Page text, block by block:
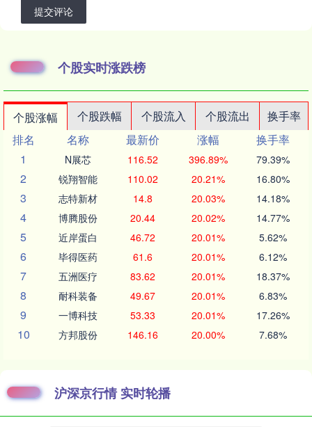
提交评论
个股实时涨跌榜
个股涨幅 个股跌幅 个股流入 个股流出
换手率
排名
名称 最新价 涨幅
换手率
1
N展芯 116.52 396.89% 79.39%
2 锐翔智能 110.02 20.21% 16.80%
3 志特新材 14.8 20.03% 14.18%
4 博腾股份 20.44 20.02% 14.77%
5 近岸蛋白 46.72 20.01% 5.62%
6 毕得医药 61.6 20.01% 6.12%
7 五洲医疗 83.62 20.01% 18.37%
8 耐科装备 49.67 20.01% 6.83%
9 一博科技 53.33 20.01% 17.26%
10 方邦股份 146.16 20.00% 7.68%
沪深京行情 实时轮播